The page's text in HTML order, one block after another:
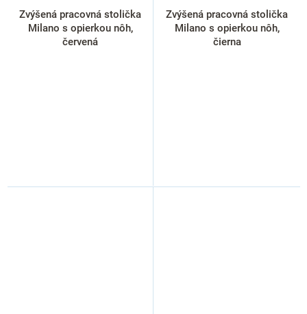
Zvýšená pracovná stolička
Milano s opierkou nôh,
červená
Zvýšená pracovná stolička
Milano s opierkou nôh,
čierna